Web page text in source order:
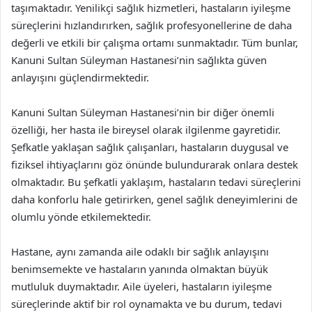
taşımaktadır. Yenilikçi sağlık hizmetleri, hastaların iyileşme
süreçlerini hızlandırırken, sağlık profesyonellerine de daha
değerli ve etkili bir çalışma ortamı sunmaktadır. Tüm bunlar,
Kanuni Sultan Süleyman Hastanesi’nin sağlıkta güven
anlayışını güçlendirmektedir.
Kanuni Sultan Süleyman Hastanesi’nin bir diğer önemli
özelliği, her hasta ile bireysel olarak ilgilenme gayretidir.
Şefkatle yaklaşan sağlık çalışanları, hastaların duygusal ve
fiziksel ihtiyaçlarını göz önünde bulundurarak onlara destek
olmaktadır. Bu şefkatli yaklaşım, hastaların tedavi süreçlerini
daha konforlu hale getirirken, genel sağlık deneyimlerini de
olumlu yönde etkilemektedir.
Hastane, aynı zamanda aile odaklı bir sağlık anlayışını
benimsemekte ve hastaların yanında olmaktan büyük
mutluluk duymaktadır. Aile üyeleri, hastaların iyileşme
süreçlerinde aktif bir rol oynamakta ve bu durum, tedavi